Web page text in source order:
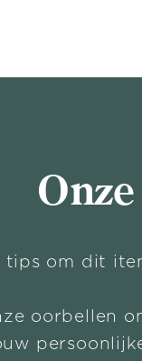
tips om dit
oorbellen